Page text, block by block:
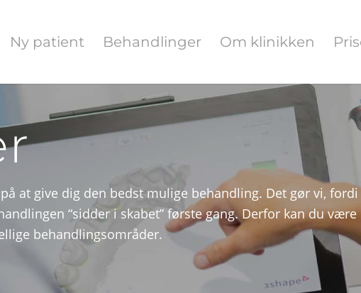
Ny patient Behandlinger Om klinikken
at give dig den bedst mulige behandling. Det gør vi,
“sidder i skabet” første gang. Derfor kan du
behandlingsområder.